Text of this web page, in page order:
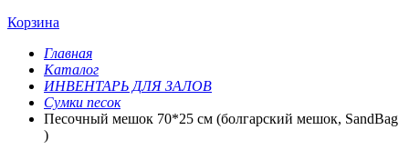
Корзина
Главная
Каталог
ИНВЕНТАРЬ ДЛЯ ЗАЛОВ
Сумки песок
Песочный мешок 70*25 см (болгарский мешок, SandBag
)